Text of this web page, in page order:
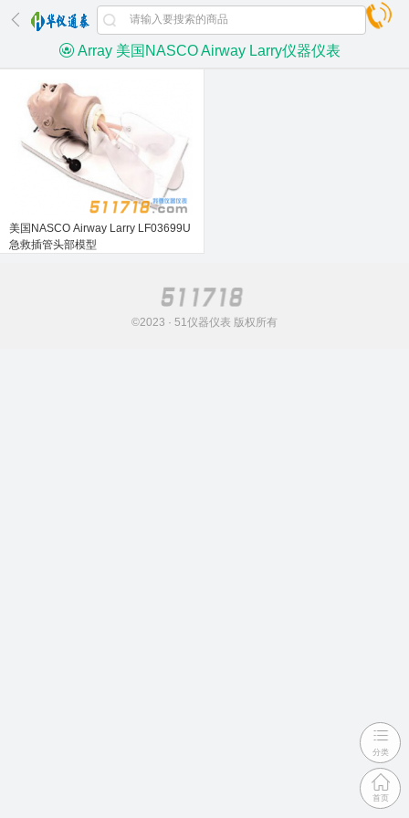
Array 美国NASCO Airway Larry仪器仪表
美国NASCO Airway Larry LF03699U
急救插管头部模型
©2023 · 51仪器仪表 版权所有
分类
首页